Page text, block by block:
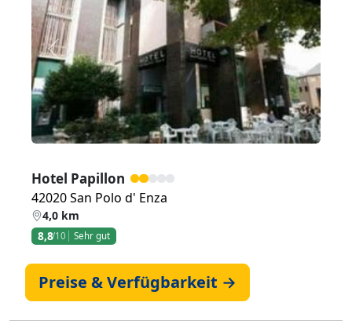
Zurück
Hotel Papillon
42020 San Polo d' Enza
4,0 km
8,8/10 Sehr gut
Preise & Verfügbarkeit →